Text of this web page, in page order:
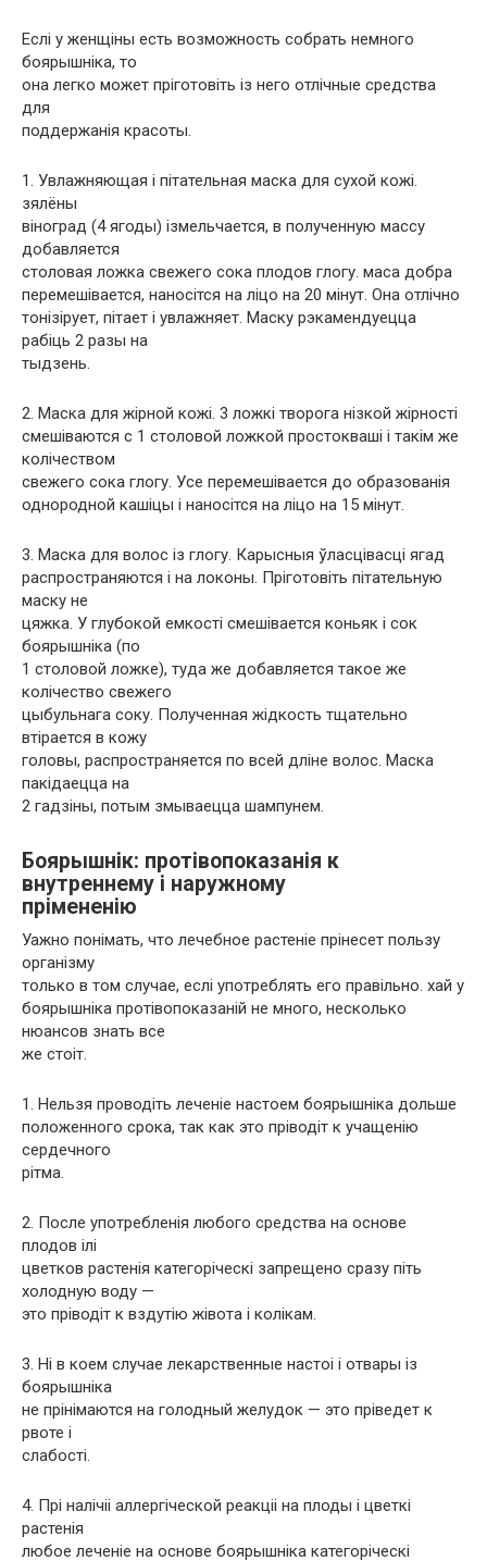
Еслі у женщіны есть возможность собрать немного
боярышніка, то
она легко может пріготовіть із него отлічные средства
для
поддержанія красоты.
1. Увлажняющая і пітательная маска для сухой кожі.
зялёны
віноград (4 ягоды) ізмельчается, в полученную массу
добавляется
столовая ложка свежего сока плодов глогу. маса добра
перемешівается, наносітся на ліцо на 20 мінут. Она отлічно
тонізірует, пітает і увлажняет. Маску рэкамендуецца
рабіць 2 разы на
тыдзень.
2. Маска для жірной кожі. 3 ложкі творога нізкой жірності
смешіваются с 1 столовой ложкой простокваші і такім же
колічеством
свежего сока глогу. Усе перемешівается до образованія
однородной кашіцы і наносітся на ліцо на 15 мінут.
3. Маска для волос із глогу. Карысныя ўласцівасці ягад
распространяются і на локоны. Пріготовіть пітательную
маску не
цяжка. У глубокой емкості смешівается коньяк і сок
боярышніка (по
1 столовой ложке), туда же добавляется такое же
колічество свежего
цыбульнага соку. Полученная жідкость тщательно
втірается в кожу
головы, распространяется по всей дліне волос. Маска
пакідаецца на
2 гадзіны, потым змываецца шампунем.
Боярышнік: протівопоказанія к
внутреннему і наружному
прімененію
Уажно понімать, что лечебное растеніе прінесет пользу
організму
только в том случае, еслі употреблять его правільно. хай у
боярышніка протівопоказаній не много, несколько
нюансов знать все
же стоіт.
1. Нельзя проводіть леченіе настоем боярышніка дольше
положенного срока, так как это пріводіт к учащенію
сердечного
рітма.
2. После употребленія любого средства на основе
плодов ілі
цветков растенія категоріческі запрещено сразу піть
холодную воду —
это пріводіт к вздутію жівота і колікам.
3. Ні в коем случае лекарственные настоі і отвары із
боярышніка
не прінімаются на голодный желудок — это пріведет к
рвоте і
слабості.
4. Прі налічіі аллергіческой реакціі на плоды і цветкі
растенія
любое леченіе на основе боярышніка категоріческі